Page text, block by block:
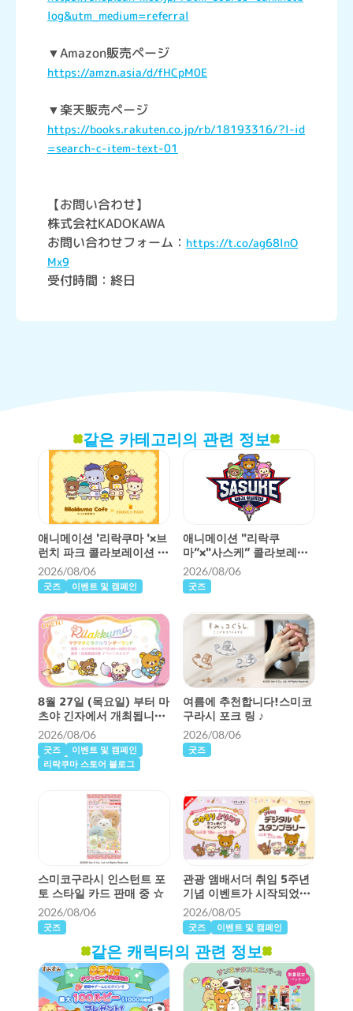
log&utm_medium=referral
▼Amazon販売ページ
https://amzn.asia/d/fHCpM0E
▼楽天販売ページ
https://books.rakuten.co.jp/rb/18193316/?l-id
=search-c-item-text-01
【お問い合わせ】
株式会社KADOKAWA
お問い合わせフォーム： https://t.co/ag68lnO
Mx9
受付時間：終日
같은 카테고리의 관련 정보
애니메이션 '리락쿠마 '×브
런치 파크 콜라보레이션 카
페가 개최됩니다!
2026/08/06
굿즈 이벤트 및 캠페인
애니메이션 "리락쿠
마”×"사스케” 콜라보레이
션 결정!
2026/08/06
굿즈
8월 27일 (목요일) 부터 마
츠야 긴자에서 개최됩니
다!“맥맥 미라클 원더랜드”
상세 정보 ♪
2026/08/06
굿즈
이벤트 및 캠페인
리락쿠마 스토어 블로그
여름에 추천합니다!스미코
구라시 포크 링 ♪
2026/08/06
굿즈
스미코구라시 인스턴트 포
토 스타일 카드 판매 중 ☆
2026/08/06
굿즈
관광 앰배서더 취임 5주년
기념 이벤트가 시작되었습
니다 ♪
2026/08/05
굿즈 이벤트 및 캠페인
같은 캐릭터의 관련 정보